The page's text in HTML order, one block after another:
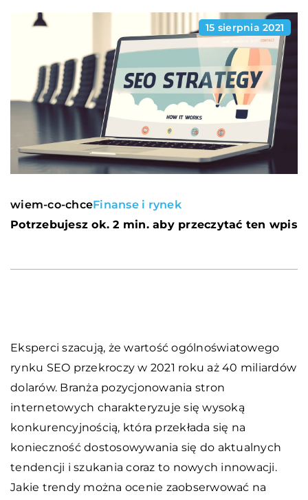
15 sierpnia 2021
wiem-co-chceFinanse i rynek
Potrzebujesz ok. 2 min. aby przeczytać ten wpis
Eksperci szacują, że wartość ogólnoświatowego
rynku SEO przekroczy w 2021 roku aż 40 miliardów
dolarów. Branża pozycjonowania stron
internetowych charakteryzuje się wysoką
konkurencyjnością, która przekłada się na
konieczność dostosowywania się do aktualnych
tendencji i szukania coraz to nowych innowacji.
Jakie trendy można ocenie zaobserwować na